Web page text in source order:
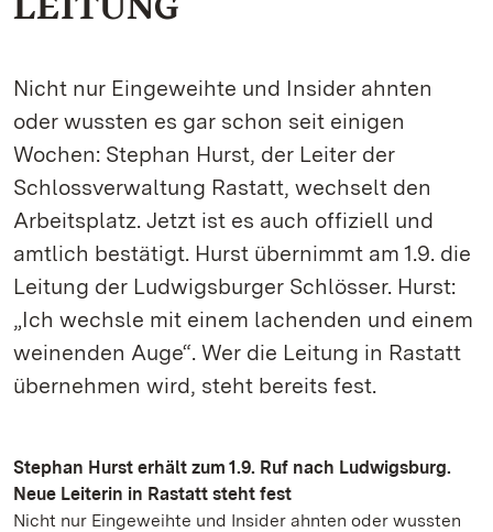
Nicht nur Eingeweihte und Insider ahnten
oder wussten es gar schon seit einigen
Wochen: Stephan Hurst, der Leiter der
Schlossverwaltung Rastatt, wechselt den
Arbeitsplatz. Jetzt ist es auch offiziell und
amtlich bestätigt. Hurst übernimmt am 1.9. die
Leitung der Ludwigsburger Schlösser. Hurst:
„Ich wechsle mit einem lachenden und einem
weinenden Auge“. Wer die Leitung in Rastatt
übernehmen wird, steht bereits fest.
Stephan Hurst erhält zum 1.9. Ruf nach Ludwigsburg.
Neue Leiterin in Rastatt steht fest
Nicht nur Eingeweihte und Insider ahnten oder wussten